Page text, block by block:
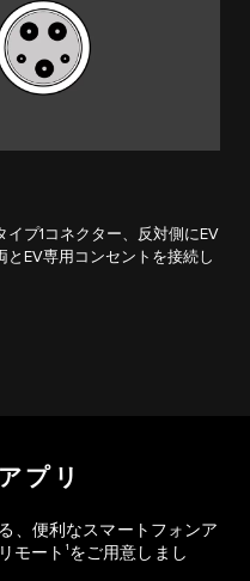
プ1コネクター、反対側にEV
EV専用コンセントを接続し
プリ
、便利なスマートフォンア
モート 1 をご用意しまし